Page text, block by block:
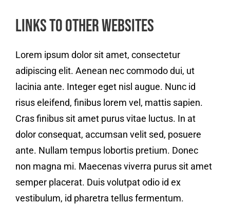
Links to Other Websites
Lorem ipsum dolor sit amet, consectetur
adipiscing elit. Aenean nec commodo dui, ut
lacinia ante. Integer eget nisl augue. Nunc id
risus eleifend, finibus lorem vel, mattis sapien.
Cras finibus sit amet purus vitae luctus. In at
dolor consequat, accumsan velit sed, posuere
ante. Nullam tempus lobortis pretium. Donec
non magna mi. Maecenas viverra purus sit amet
semper placerat. Duis volutpat odio id ex
vestibulum, id pharetra tellus fermentum.